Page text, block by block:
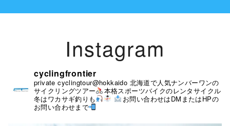
Instagram
cyclingfrontier
private cyclingtour@hokkaido 北海道で人気ナンバーワンの
サイクリングツアー
本格スポーツバイクのレンタサイクル
冬はワカサギ釣りも
お問い合わせはDMまたはHPの
お問い合わせまで